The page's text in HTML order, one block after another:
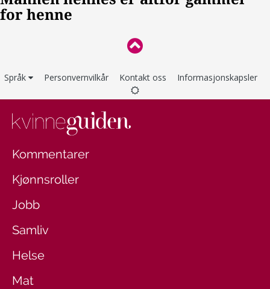
Språk Personvernvilkår Kontakt oss Informasjonskapsler
Kommentarer
Kjønnsroller
Jobb
Samliv
Helse
Mat